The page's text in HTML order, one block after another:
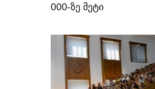
000-ზე მეტი